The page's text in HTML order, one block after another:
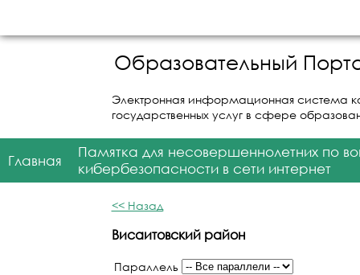
Образовательный
Электронная информационная система
государственных услуг в сфере
Главная
Памятка для несовершеннолетних по
кибербезопасности в сети интернет
<< Назад
Висаитовский район
Параллель